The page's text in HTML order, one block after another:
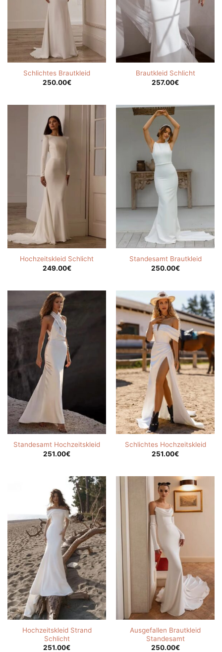
Schlichtes Brautkleid
250.00€
Brautkleid Schlicht
257.00€
Hochzeitskleid Schlicht
249.00€
Standesamt Brautkleid
250.00€
Standesamt Hochzeitskleid
251.00€
Schlichtes Hochzeitskleid
251.00€
Hochzeitskleid Strand
Schlicht
251.00€
Ausgefallen Brautkleid
Standesamt
250.00€